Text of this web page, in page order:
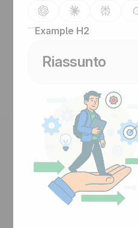
Example H2
Riassunto